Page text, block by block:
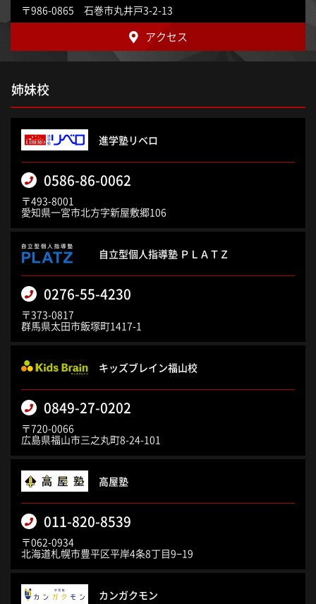
〒986-0865 石巻市丸井戸3-2-13
アクセス
姉妹校
進学塾リベロ
0586-86-0062
〒493-8001
愛知県一宮市北方字新屋敷郷106
自立型個人指導塾 ＰＬＡＴＺ
0276-55-4230
〒373-0817
群馬県太田市飯塚町1417-1
キッズブレイン福山校
0849-27-0202
〒720-0066
広島県福山市三之丸町8-24-101
高屋塾
011-820-8539
〒062-0934
北海道札幌市豊平区平岸4条8丁目9−19
カンガクモン